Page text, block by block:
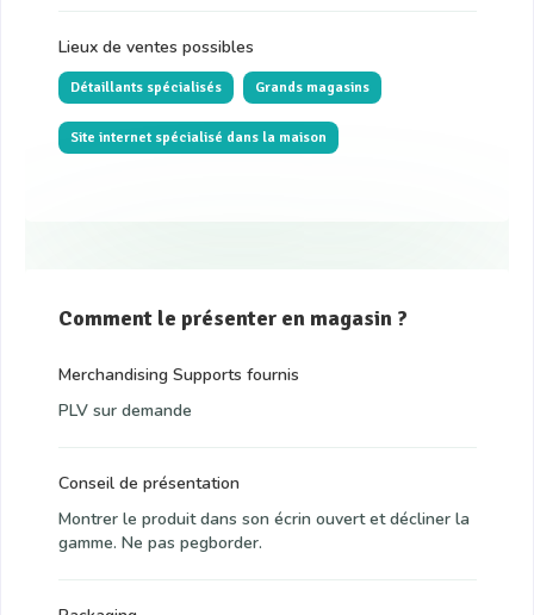
Lieux de ventes possibles
Détaillants spécialisés Grands magasins
Site internet spécialisé dans la maison
Comment le présenter en magasin ?
Merchandising Supports fournis
PLV sur demande
Conseil de présentation
Montrer le produit dans son écrin ouvert et décliner la
gamme. Ne pas pegborder.